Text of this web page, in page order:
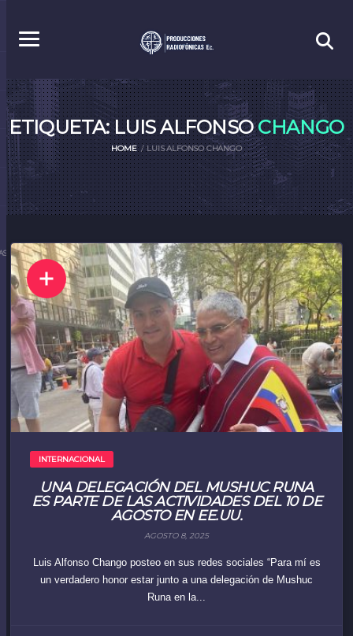
ETIQUETA: LUIS ALFONSOCHANGO
HOME LUIS ALFONSO CHANGO
INTERNACIONAL
UNA DELEGACIÓN DEL MUSHUC RUNA
ES PARTE DE LAS ACTIVIDADES DEL 10 DE
AGOSTO EN EE.UU.
AGOSTO 8, 2025
Luis Alfonso Chango posteo en sus redes sociales “Para mí es
un verdadero honor estar junto a una delegación de Mushuc
Runa en la...